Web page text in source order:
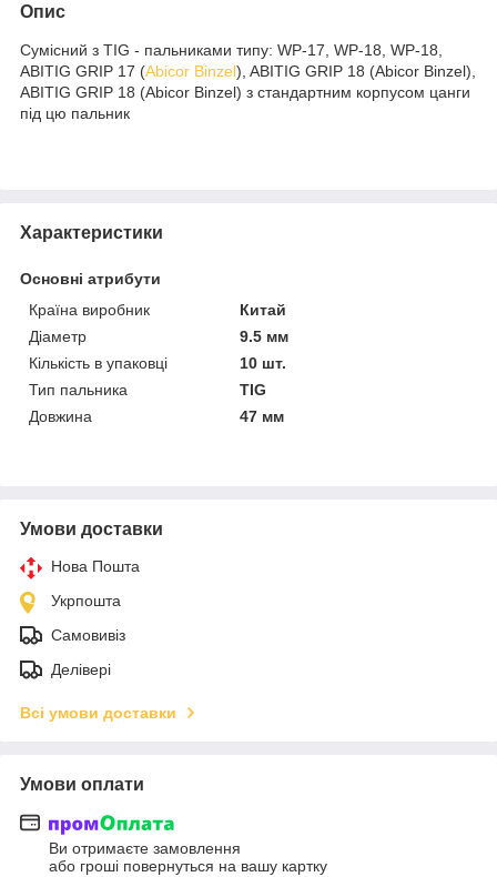
Опис
Сумісний з TIG - пальниками типу: WP-17, WP-18, WP-18,
ABITIG GRIP 17 (Abicor Binzel), ABITIG GRIP 18 (Abicor Binzel),
ABITIG GRIP 18 (Abicor Binzel) з стандартним корпусом цанги
під цю пальник
Характеристики
Основні атрибути
Країна виробник
Китай
Діаметр
9.5 мм
Кількість в упаковці
10 шт.
Тип пальника
TIG
Довжина
47 мм
Умови доставки
Нова Пошта
Укрпошта
Самовивіз
Делівері
Всі умови доставки
Умови оплати
Ви отримаєте замовлення
або гроші повернуться на вашу картку